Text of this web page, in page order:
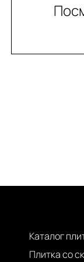
Каталог
Плитка со